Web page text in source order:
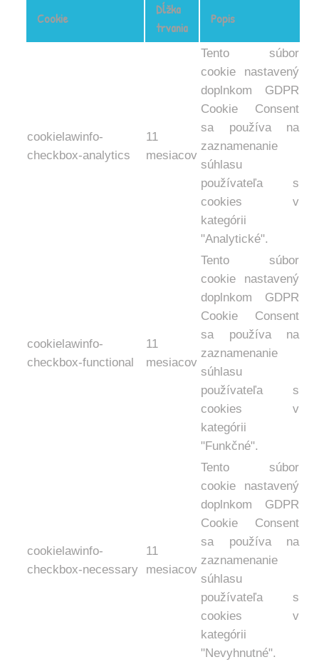
Cookie
Dĺžka
trvania
Popis
cookielawinfo-
checkbox-analytics
11
mesiacov
Tento súbor
cookie nastavený
doplnkom GDPR
Cookie Consent
sa používa na
zaznamenanie
súhlasu
používateľa s
cookies v
kategórii
"Analytické".
cookielawinfo-
checkbox-functional
11
mesiacov
Tento súbor
cookie nastavený
doplnkom GDPR
Cookie Consent
sa používa na
zaznamenanie
súhlasu
používateľa s
cookies v
kategórii
"Funkčné".
cookielawinfo-
checkbox-necessary
11
mesiacov
Tento súbor
cookie nastavený
doplnkom GDPR
Cookie Consent
sa používa na
zaznamenanie
súhlasu
používateľa s
cookies v
kategórii
"Nevyhnutné".